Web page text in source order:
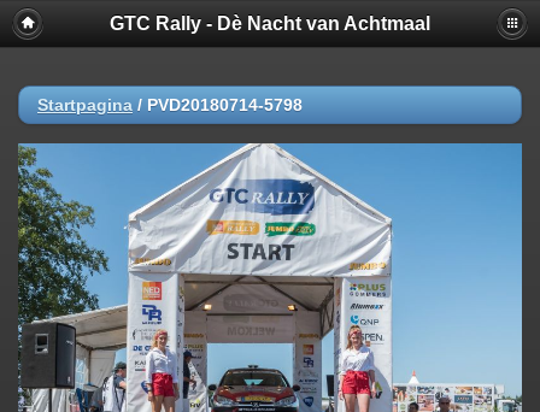
GTC Rally - Dè Nacht van Achtmaal
Startpagina / PVD20180714-5798